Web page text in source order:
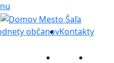
občanovKontakty